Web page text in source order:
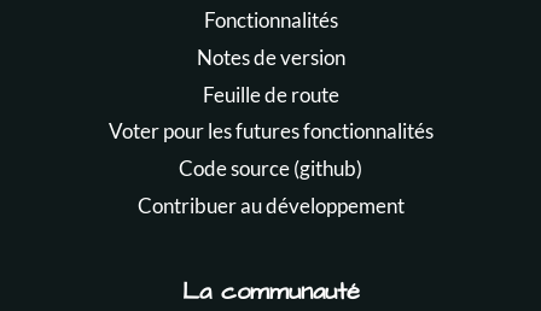
Fonctionnalités
Notes de version
Feuille de route
Voter pour les futures fonctionnalités
Code source (github)
Contribuer au développement
La communauté